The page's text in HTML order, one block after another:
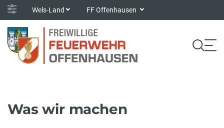
Wels-Land FF Offenhausen
Was wir machen